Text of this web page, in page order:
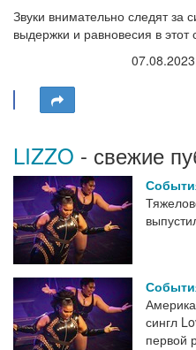
Звуки внимательно следят за
выдержки и равновесия в
LIZZO - свежие
сингл
первой